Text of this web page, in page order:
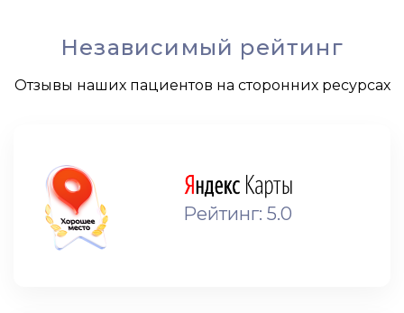
Независимый рейтинг
Отзывы наших пациентов на сторонних ресурсах
Рейтинг: 5.0